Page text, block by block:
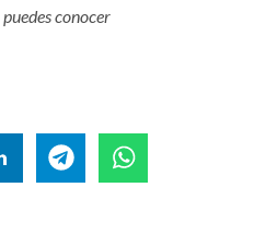
puedes conocer